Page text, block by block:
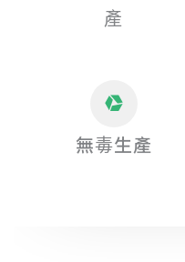
產
無毒生產